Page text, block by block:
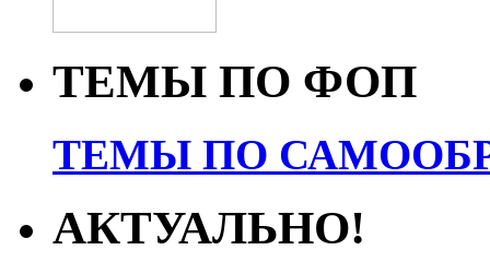
ТЕМЫ ПО ФОП
ТЕМЫ ПО
АКТУАЛЬНО!